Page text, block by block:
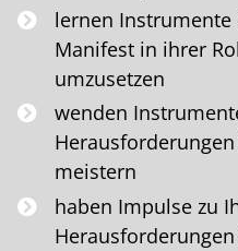
lernen Instrumente
Manifest in ihrer
umzusetzen
wenden
meistern
haben Impulse zu